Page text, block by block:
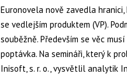
Euronovela nově zavedla
se vedlejším produktem (VP).
souběžně. Především se věc
poptávka. Na semináři, který k
Inisoft, s. r. o., vysvětlil analytik